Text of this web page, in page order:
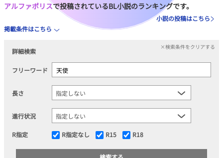
アルファポリスで投稿されているBL小説のランキングです。
小説の投稿はこちら
掲載条件はこちら
詳細検索
×検索条件をクリアする
フリーワード
長さ
進行状況
R指定 R指定なし R15 R18